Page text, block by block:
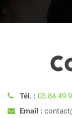
Tél. :
Email :